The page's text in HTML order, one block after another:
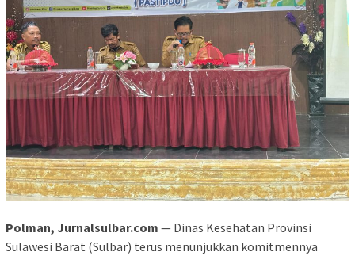
Polman, Jurnalsulbar.com — Dinas Kesehatan Provinsi
Sulawesi Barat (Sulbar) terus menunjukkan komitmennya